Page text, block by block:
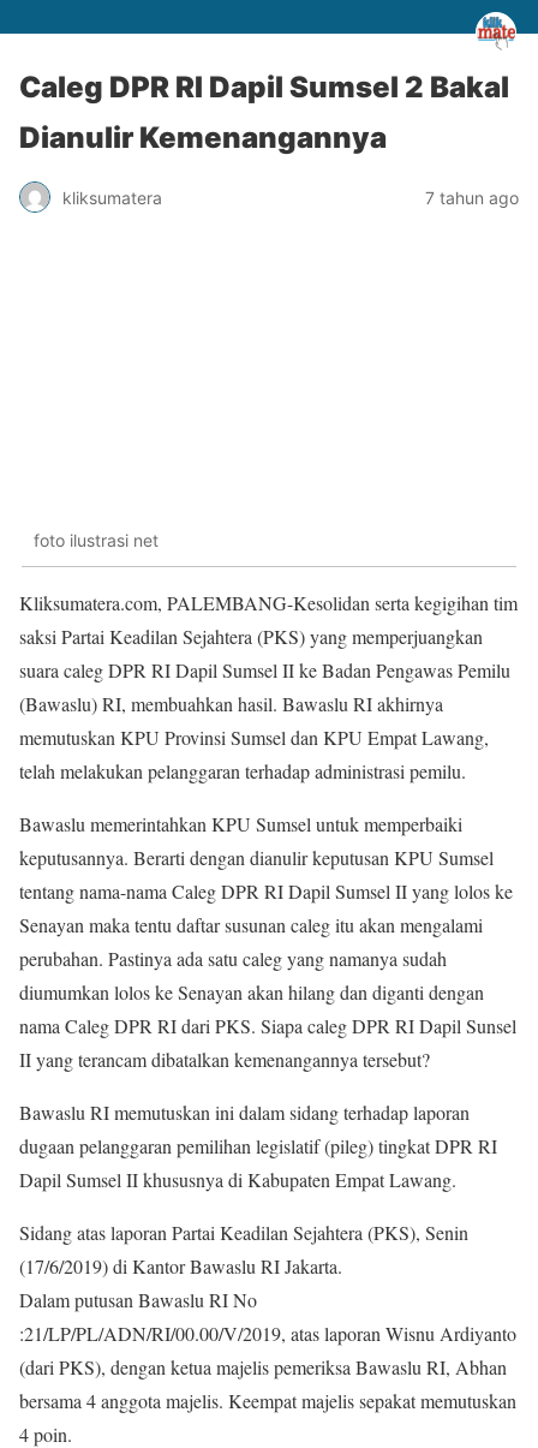
Caleg DPR RI Dapil Sumsel 2 Bakal
Dianulir Kemenangannya
kliksumatera 7 tahun ago
foto ilustrasi net
Kliksumatera.com, PALEMBANG-Kesolidan serta kegigihan tim
saksi Partai Keadilan Sejahtera (PKS) yang memperjuangkan
suara caleg DPR RI Dapil Sumsel II ke Badan Pengawas Pemilu
(Bawaslu) RI, membuahkan hasil. Bawaslu RI akhirnya
memutuskan KPU Provinsi Sumsel dan KPU Empat Lawang,
telah melakukan pelanggaran terhadap administrasi pemilu.
Bawaslu memerintahkan KPU Sumsel untuk memperbaiki
keputusannya. Berarti dengan dianulir keputusan KPU Sumsel
tentang nama-nama Caleg DPR RI Dapil Sumsel II yang lolos ke
Senayan maka tentu daftar susunan caleg itu akan mengalami
perubahan. Pastinya ada satu caleg yang namanya sudah
diumumkan lolos ke Senayan akan hilang dan diganti dengan
nama Caleg DPR RI dari PKS. Siapa caleg DPR RI Dapil Sunsel
II yang terancam dibatalkan kemenangannya tersebut?
Bawaslu RI memutuskan ini dalam sidang terhadap laporan
dugaan pelanggaran pemilihan legislatif (pileg) tingkat DPR RI
Dapil Sumsel II khususnya di Kabupaten Empat Lawang.
Sidang atas laporan Partai Keadilan Sejahtera (PKS), Senin
(17/6/2019) di Kantor Bawaslu RI Jakarta.
Dalam putusan Bawaslu RI No
:21/LP/PL/ADN/RI/00.00/V/2019, atas laporan Wisnu Ardiyanto
(dari PKS), dengan ketua majelis pemeriksa Bawaslu RI, Abhan
bersama 4 anggota majelis. Keempat majelis sepakat memutuskan
4 poin.